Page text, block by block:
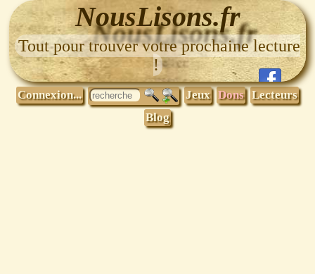
NousLisons.fr
Tout pour trouver votre prochaine lecture
!
Connexion... Jeux Dons Lecteurs
Blog